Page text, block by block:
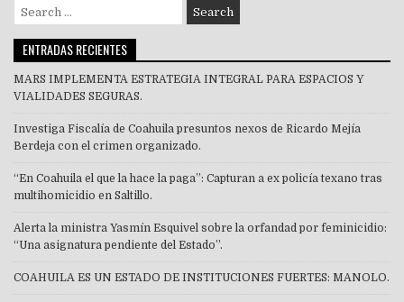
Search
for:
ENTRADAS RECIENTES
MARS IMPLEMENTA ESTRATEGIA INTEGRAL PARA ESPACIOS Y
VIALIDADES SEGURAS.
Investiga Fiscalía de Coahuila presuntos nexos de Ricardo Mejía
Berdeja con el crimen organizado.
“En Coahuila el que la hace la paga”: Capturan a ex policía texano tras
multihomicidio en Saltillo.
Alerta la ministra Yasmín Esquivel sobre la orfandad por feminicidio:
“Una asignatura pendiente del Estado”.
COAHUILA ES UN ESTADO DE INSTITUCIONES FUERTES: MANOLO.